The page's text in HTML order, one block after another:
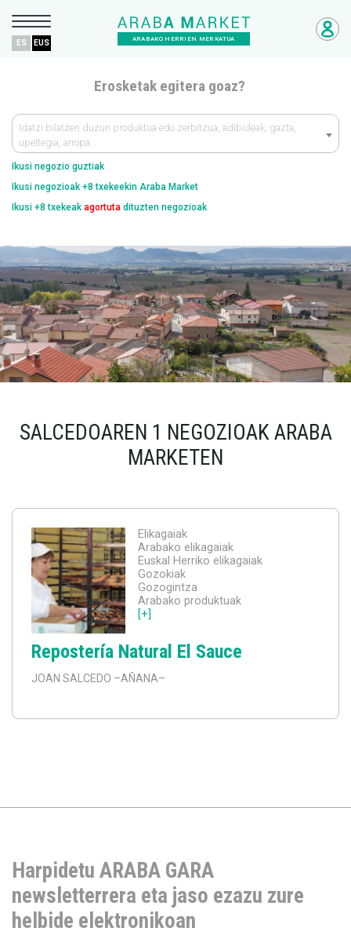
ARABAKO HERRIEN MERKATUA
ES EUS
Erosketak egitera goaz?
Idatzi bilatzen duzun produktua edo zerbitzua, adibideak; gazta,
upeltegia, arropa…
Ikusi negozio guztiak
Ikusi negozioak +8 txekeekin Araba Market
Ikusi +8 txekeak agortuta dituzten negozioak
SALCEDOAREN 1 NEGOZIOAK ARABA
MARKETEN
Elikagaiak
Arabako elikagaiak
Euskal Herriko elikagaiak
Gozokiak
Gozogintza
Arabako produktuak
[+]
Repostería Natural El Sauce
JOAN SALCEDO –AÑANA–
Harpidetu ARABA GARA
newsletterrera eta jaso ezazu zure
helbide elektronikoan